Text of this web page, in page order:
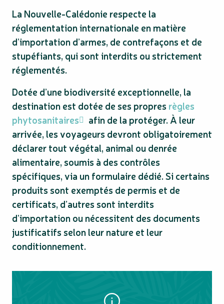
La Nouvelle-Calédonie respecte la
réglementation internationale en matière
d’importation d’armes, de contrefaçons et de
stupéfiants, qui sont interdits ou strictement
réglementés.
Dotée d’une biodiversité exceptionnelle, la
destination est dotée de ses propres règles
phytosanitaires
afin de la protéger. À leur
arrivée, les voyageurs devront obligatoirement
déclarer tout végétal, animal ou denrée
alimentaire, soumis à des contrôles
spécifiques, via un formulaire dédié. Si certains
produits sont exemptés de permis et de
certificats, d’autres sont interdits
d’importation ou nécessitent des documents
justificatifs selon leur nature et leur
conditionnement.